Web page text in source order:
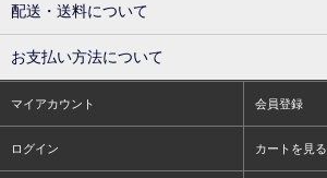
配送・送料について
お支払い方法について
マイアカウント 会員登録
ログイン カートを見る